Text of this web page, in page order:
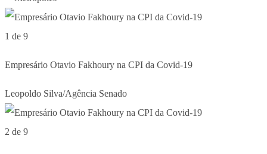
1 de 9
Empresário Otavio Fakhoury na CPI da Covid-19
Leopoldo Silva/Agência Senado
2 de 9